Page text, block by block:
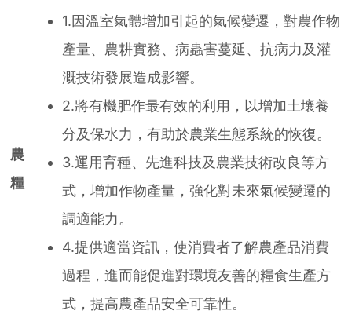
農
糧
1.因溫室氣體增加引起的氣候變遷，對農作物
產量、農耕實務、病蟲害蔓延、抗病力及灌
溉技術發展造成影響。
2.將有機肥作最有效的利用，以增加土壤養
分及保水力，有助於農業生態系統的恢復。
3.運用育種、先進科技及農業技術改良等方
式，增加作物產量，強化對未來氣候變遷的
調適能力。
4.提供適當資訊，使消費者了解農產品消費
過程，進而能促進對環境友善的糧食生產方
式，提高農產品安全可靠性。